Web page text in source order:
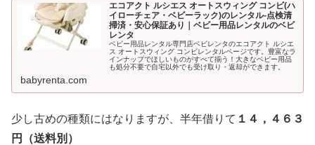
エコアクト ルシエス オートスウィング コンビ(ハ
イローチェア・ベビーラック)のレンタル-点検清
掃済・安心保証あり｜ベビー用品レンタルのベビ
レンタ
ベビー用品レンタル専門店ベビレンタのエコアクト ルシエ
ス オートスウィング コンビレンタルページです。豊富なラ
インナップでほしいものがすべて揃う！大きなベビー用品
も処分不要で自宅以外でも受け取り・返却ができます。
babyrenta.com
少し古めの種類にはなりますが、半年借りて １４，４６３
円（送料別）